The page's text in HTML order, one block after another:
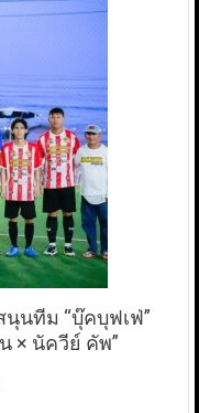
นทีม “บุ๊คบุฟเฟ่”
× นัควีย์ คัพ”